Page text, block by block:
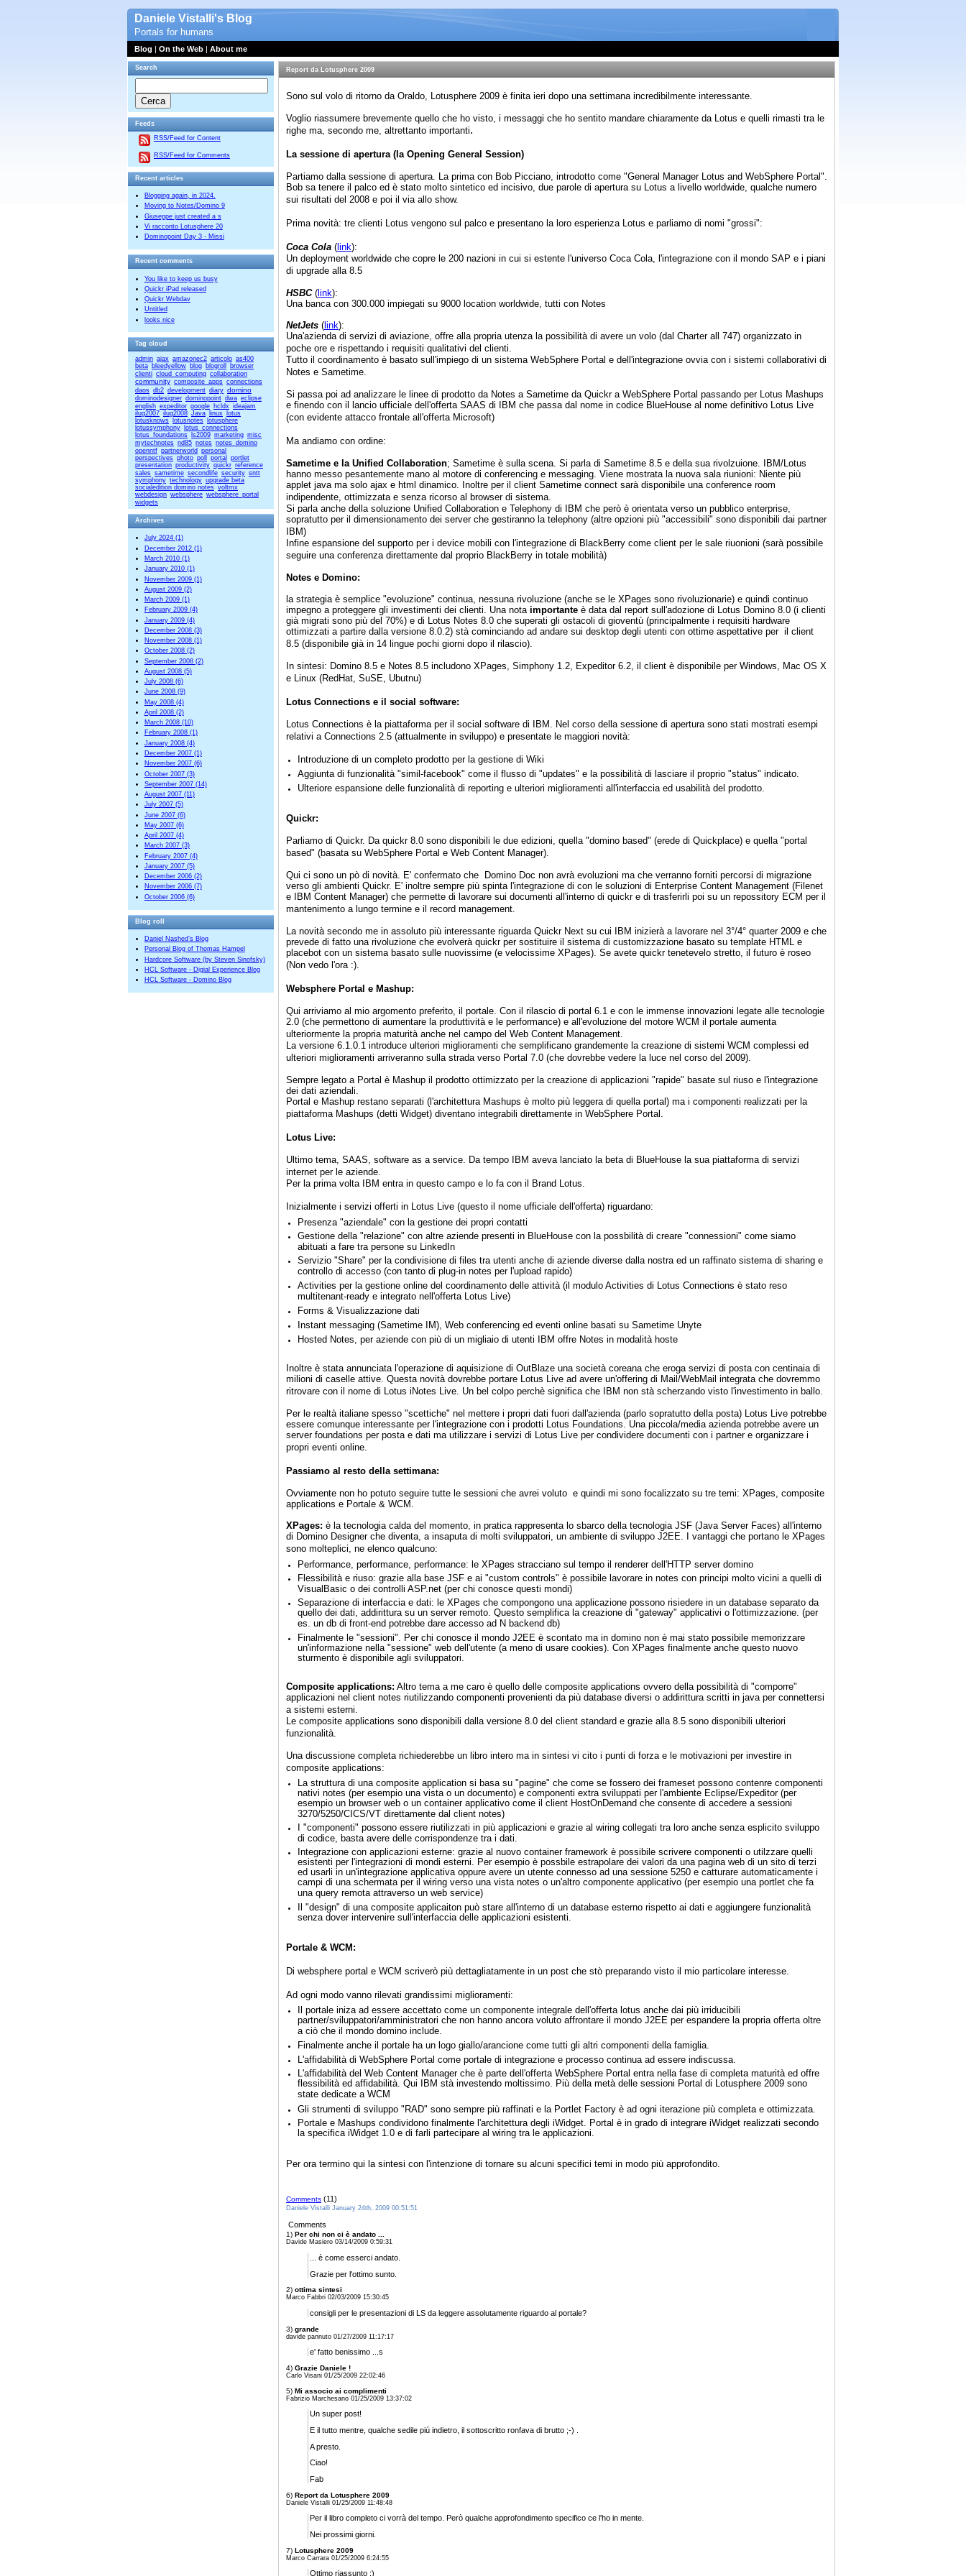
Daniele Vistalli's Blog
Portals for humans
Blog | On the Web | About me
Search
Feeds
RSS/Feed for Content
RSS/Feed for Comments
Recent articles
Blogging again, in 2024.
Moving to Notes/Domino 9
Giuseppe just created a s
Vi racconto Lotusphere 20
Dominopoint Day 3 - Missi
Recent comments
You like to keep us busy
Quickr iPad released
Quickr Webdav
Untitled
looks nice
Tag cloud
admin ajax amazonec2 articolo as400
beta bleedyellow blog blogroll
browser
clienti cloud_computing collaboration
community composite_apps connections
daos db2 development diary domino
dominodesigner dominopoint dwa eclipse
english expeditor google hcldx ideajam
ilug2007 ilug2008 Java linux
lotus
lotusknows
lotusnotes
lotusphere
lotussymphony
lotus_connections
lotus_foundations
ls2009 marketing misc
mytechnotes nd85 notes notes_domino
openntf partnerworld personal
perspectives photo poll portal
portlet
presentation productivity quickr reference
sales sametime secondlife security sntt
symphony technology upgrade beta
socialedition domino notes voltmx
webdesign websphere websphere_portal
widgets
Archives
July 2024 (1)
December 2012 (1)
March 2010 (1)
January 2010 (1)
November 2009 (1)
August 2009 (2)
March 2009 (1)
February 2009 (4)
January 2009 (4)
December 2008 (3)
November 2008 (1)
October 2008 (2)
September 2008 (2)
August 2008 (5)
July 2008 (6)
June 2008 (9)
May 2008 (4)
April 2008 (2)
March 2008 (10)
February 2008 (1)
January 2008 (4)
December 2007 (1)
November 2007 (6)
October 2007 (3)
September 2007 (14)
August 2007 (11)
July 2007 (5)
June 2007 (6)
May 2007 (6)
April 2007 (4)
March 2007 (3)
February 2007 (4)
January 2007 (5)
December 2006 (2)
November 2006 (7)
October 2006 (6)
Blog roll
Daniel Nashed’s Blog
Personal Blog of Thomas Hampel
Hardcore Software (by Steven Sinofsky)
HCL Software - Digial Experience Blog
HCL Software - Domino Blog
Report da Lotusphere 2009
Sono sul volo di ritorno da Oraldo, Lotusphere 2009 è finita ieri dopo una settimana incredibilmente interessante.
Voglio riassumere brevemente quello che ho visto, i messaggi che ho sentito mandare chiaramente da Lotus e quelli rimasti tra le
righe ma, secondo me, altrettanto importanti.
La sessione di apertura (la Opening General Session)
Partiamo dalla sessione di apertura. La prima con Bob Picciano, introdotto come "General Manager Lotus and WebSphere Portal".
Bob sa tenere il palco ed è stato molto sintetico ed incisivo, due parole di apertura su Lotus a livello worldwide, qualche numero
sui risultati del 2008 e poi il via allo show.
Prima novità: tre clienti Lotus vengono sul palco e presentano la loro esperienza Lotus e parliamo di nomi "grossi":
Coca Cola ( link):
Un deployment worldwide che copre le 200 nazioni in cui si estente l'universo Coca Cola, l'integrazione con il mondo SAP e i piani
di upgrade alla 8.5
HSBC( link):
Una banca con 300.000 impiegati su 9000 location worldwide, tutti con Notes
NetJets ( link):
Una'azienda di servizi di aviazione, offre alla propria utenza la possibilità di avere un volo (dal Charter all 747) organizzato in
poche ore e rispettando i requisiti qualitativi del clienti.
Tutto il coordinamento è basato sull'impiego di un sistema WebSphere Portal e dell'integrazione ovvia con i sistemi collaborativi di
Notes e Sametime.
Si passa poi ad analizzare le linee di prodotto da Notes a Sametime da Quickr a WebSphere Portal passando per Lotus Mashups
e finendo con il lancio ufficiale dell'offerta SAAS di IBM che passa dal nome in codice BlueHouse al nome definitivo Lotus Live
(con evidente attacco frontale all'offerta Microsoft)
Ma andiamo con ordine:
Sametime e la Unified Collaboration; Sametime è sulla scena. Si parla di Sametime 8.5 e della sua rivolzuione. IBM/Lotus
hanno messo pesantemente mano al motore di conferencing e messaging. Viene mostrata la nuova sala riunioni: Niente più
applet java ma solo ajax e html dinamico. Inoltre per il client Sametime connect sarà disponibile una conference room
indipendente, ottimizzata e senza ricorso al browser di sistema.
Si parla anche della soluzione Unified Collaboration e Telephony di IBM che però è orientata verso un pubblico enterprise,
sopratutto per il dimensionamento dei server che gestiranno la telephony (altre opzioni più "accessibili" sono disponibili dai partner
IBM)
Infine espansione del supporto per i device mobili con l'integrazione di BlackBerry come client per le sale riuonioni (sarà possibile
seguire una conferenza direttamente dal proprio BlackBerry in totale mobilità)
Notes e Domino:
la strategia è semplice "evoluzione" continua, nessuna rivoluzione (anche se le XPages sono rivoluzionarie) e quindi continuo
impegno a proteggere gli investimenti dei clienti. Una nota importante è data dal report sull'adozione di Lotus Domino 8.0 (i clienti
già migrati sono più del 70%) e di Lotus Notes 8.0 che superati gli ostacoli di gioventù (principalmente i requisiti hardware
ottimizzati a partire dalla versione 8.0.2) stà cominciando ad andare sui desktop degli utenti con ottime aspettative per il client
8.5 (disponibile già in 14 lingue pochi giorni dopo il rilascio).
In sintesi: Domino 8.5 e Notes 8.5 includono XPages, Simphony 1.2, Expeditor 6.2, il client è disponibile per Windows, Mac OS X
e Linux (RedHat, SuSE, Ubutnu)
Lotus Connections e il social software:
Lotus Connections è la piattaforma per il social software di IBM. Nel corso della sessione di apertura sono stati mostrati esempi
relativi a Connections 2.5 (attualmente in sviluppo) e presentate le maggiori novità:
Introduzione di un completo prodotto per la gestione di Wiki
Aggiunta di funzionalità "simil-facebook" come il flusso di "updates" e la possibilità di lasciare il proprio "status" indicato.
Ulteriore espansione delle funzionalità di reporting e ulteriori miglioramenti all'interfaccia ed usabilità del prodotto.
Quickr:
Parliamo di Quickr. Da quickr 8.0 sono disponibili le due edizioni, quella "domino based" (erede di Quickplace) e quella "portal
based" (basata su WebSphere Portal e Web Content Manager).
Qui ci sono un pò di novità. E' confermato che Domino Doc non avrà evoluzioni ma che verranno forniti percorsi di migrazione
verso gli ambienti Quickr. E' inoltre sempre più spinta l'integrazione di con le soluzioni di Enterprise Content Management (Filenet
e IBM Content Manager) che permette di lavorare sui documenti all'interno di quickr e di trasferirli poi su un repossitory ECM per il
mantenimento a lungo termine e il record management.
La novità secondo me in assoluto più interessante riguarda Quickr Next su cui IBM inizierà a lavorare nel 3°/4° quarter 2009 e che
prevede di fatto una rivoluzione che evolverà quickr per sostituire il sistema di customizzazione basato su template HTML e
placebot con un sistema basato sulle nuovissime (e velocissime XPages). Se avete quickr tenetevelo stretto, il futuro è roseo
(Non vedo l'ora :).
Websphere Portal e Mashup:
Qui arriviamo al mio argomento preferito, il portale. Con il rilascio di portal 6.1 e con le immense innovazioni legate alle tecnologie
2.0 (che permettono di aumentare la produttività e le performance) e all'evoluzione del motore WCM il portale aumenta
ulteriormente la propria maturità anche nel campo del Web Content Management.
La versione 6.1.0.1 introduce ulteriori miglioramenti che semplificano grandemente la creazione di sistemi WCM complessi ed
ulteriori miglioramenti arriveranno sulla strada verso Portal 7.0 (che dovrebbe vedere la luce nel corso del 2009).
Sempre legato a Portal è Mashup il prodotto ottimizzato per la creazione di applicazioni "rapide" basate sul riuso e l'integrazione
dei dati aziendali.
Portal e Mashup restano separati (l'architettura Mashups è molto più leggera di quella portal) ma i componenti realizzati per la
piattaforma Mashups (detti Widget) diventano integrabili direttamente in WebSphere Portal.
Lotus Live:
Ultimo tema, SAAS, software as a service. Da tempo IBM aveva lanciato la beta di BlueHouse la sua piattaforma di servizi
internet per le aziende.
Per la prima volta IBM entra in questo campo e lo fa con il Brand Lotus.
Inizialmente i servizi offerti in Lotus Live (questo il nome ufficiale dell'offerta) riguardano:
Presenza "aziendale" con la gestione dei propri contatti
Gestione della "relazione" con altre aziende presenti in BlueHouse con la possbilità di creare "connessioni" come siamo
abituati a fare tra persone su LinkedIn
Servizio "Share" per la condivisione di files tra utenti anche di aziende diverse dalla nostra ed un raffinato sistema di sharing e
controllo di accesso (con tanto di plug-in notes per l'upload rapido)
Activities per la gestione online del coordinamento delle attività (il modulo Activities di Lotus Connections è stato reso
multitenant-ready e integrato nell'offerta Lotus Live)
Forms & Visualizzazione dati
Instant messaging (Sametime IM), Web conferencing ed eventi online basati su Sametime Unyte
Hosted Notes, per aziende con più di un migliaio di utenti IBM offre Notes in modalità hoste
Inoltre è stata annunciata l'operazione di aquisizione di OutBlaze una società coreana che eroga servizi di posta con centinaia di
milioni di caselle attive. Questa novità dovrebbe portare Lotus Live ad avere un'offering di Mail/WebMail integrata che dovremmo
ritrovare con il nome di Lotus iNotes Live. Un bel colpo perchè significa che IBM non stà scherzando visto l'investimento in ballo.
Per le realtà italiane spesso "scettiche" nel mettere i propri dati fuori dall'azienda (parlo sopratutto della posta) Lotus Live potrebbe
essere comunque interessante per l'integrazione con i prodotti Lotus Foundations. Una piccola/media azienda potrebbe avere un
server foundations per posta e dati ma utilizzare i servizi di Lotus Live per condividere documenti con i partner e organizzare i
propri eventi online.
Passiamo al resto della settimana:
Ovviamente non ho potuto seguire tutte le sessioni che avrei voluto e quindi mi sono focalizzato su tre temi: XPages, composite
applications e Portale & WCM.
XPages: è la tecnologia calda del momento, in pratica rappresenta lo sbarco della tecnologia JSF (Java Server Faces) all'interno
di Domino Designer che diventa, a insaputa di molti sviluppatori, un ambiente di sviluppo J2EE. I vantaggi che portano le XPages
sono molteplici, ne elenco qualcuno:
Performance, performance, performance: le XPages stracciano sul tempo il renderer dell'HTTP server domino
Flessibilità e riuso: grazie alla base JSF e ai "custom controls" è possibile lavorare in notes con principi molto vicini a quelli di
VisualBasic o dei controlli ASP.net (per chi conosce questi mondi)
Separazione di interfaccia e dati: le XPages che compongono una applicazione possono risiedere in un database separato da
quello dei dati, addirittura su un server remoto. Questo semplifica la creazione di "gateway" applicativi o l'ottimizzazione. (per
es. un db di front-end potrebbe dare accesso ad N backend db)
Finalmente le "sessioni". Per chi conosce il mondo J2EE è scontato ma in domino non è mai stato possibile memorizzare
un'informazione nella "sessione" web dell'utente (a meno di usare cookies). Con XPages finalmente anche questo nuovo
sturmento è disponibile agli sviluppatori.
Composite applications: Altro tema a me caro è quello delle composite applications ovvero della possibilità di "comporre"
applicazioni nel client notes riutilizzando componenti provenienti da più database diversi o addirittura scritti in java per connettersi
a sistemi esterni.
Le composite applications sono disponibili dalla versione 8.0 del client standard e grazie alla 8.5 sono disponibili ulteriori
funzionalità.
Una discussione completa richiederebbe un libro intero ma in sintesi vi cito i punti di forza e le motivazioni per investire in
composite applications:
La struttura di una composite application si basa su "pagine" che come se fossero dei frameset possono contenre componenti
nativi notes (per esempio una vista o un documento) e componenti extra sviluppati per l'ambiente Eclipse/Expeditor (per
esempio un browser web o un container applicativo come il client HostOnDemand che consente di accedere a sessioni
3270/5250/CICS/VT direttamente dal client notes)
I "componenti" possono essere riutilizzati in più applicazioni e grazie al wiring collegati tra loro anche senza esplicito sviluppo
di codice, basta avere delle corrispondenze tra i dati.
Integrazione con applicazioni esterne: grazie al nuovo container framework è possibile scrivere componenti o utilzzare quelli
esistenti per l'integrazioni di mondi esterni. Per esempio è possbile estrapolare dei valori da una pagina web di un sito di terzi
ed usarli in un'integrazione applicativa oppure avere un utente connesso ad una sessione 5250 e catturare automaticamente i
campi di una schermata per il wiring verso una vista notes o un'altro componente applicativo (per esempio una portlet che fa
una query remota attraverso un web service)
Il "design" di una composite applicaiton può stare all'interno di un database esterno rispetto ai dati e aggiungere funzionalità
senza dover intervenire sull'interfaccia delle applicazioni esistenti.
Portale & WCM:
Di websphere portal e WCM scriverò più dettagliatamente in un post che stò preparando visto il mio particolare interesse.
Ad ogni modo vanno rilevati grandissimi miglioramenti:
Il portale iniza ad essere accettato come un componente integrale dell'offerta lotus anche dai più irriducibili
partner/sviluppatori/amministratori che non hanno ancora voluto affrontare il mondo J2EE per espandere la propria offerta oltre
a ciò che il mondo domino include.
Finalmente anche il portale ha un logo giallo/arancione come tutti gli altri componenti della famiglia.
L'affidabilità di WebSphere Portal come portale di integrazione e processo continua ad essere indiscussa.
L'affidabilità del Web Content Manager che è parte dell'offerta WebSphere Portal entra nella fase di completa maturità ed offre
flessibilità ed affidabilità. Qui IBM stà investendo moltissimo. Più della metà delle sessioni Portal di Lotusphere 2009 sono
state dedicate a WCM
Gli strumenti di sviluppo "RAD" sono sempre più raffinati e la Portlet Factory è ad ogni iterazione più completa e ottimizzata.
Portale e Mashups condividono finalmente l'architettura degli iWidget. Portal è in grado di integrare iWidget realizzati secondo
la specifica iWidget 1.0 e di farli partecipare al wiring tra le applicazioni.
Per ora termino qui la sintesi con l'intenzione di tornare su alcuni specifici temi in modo più approfondito.
Comments (11)
Daniele Vistalli January 24th, 2009 00:51:51
Comments
1) Per chi non ci è andato ...
Davide Masiero 03/14/2009 0:59:31
... è come esserci andato.
Grazie per l'ottimo sunto.
2) ottima sintesi
Marco Fabbri 02/03/2009 15:30:45
consigli per le presentazioni di LS da leggere assolutamente riguardo al portale?
3) grande
davide pannuto 01/27/2009 11:17:17
e' fatto benissimo ...s
4) Grazie Daniele !
Carlo Visani 01/25/2009 22:02:46
5) Mi associo ai complimenti
Fabrizio Marchesano 01/25/2009 13:37:02
Un super post!
E il tutto mentre, qualche sedile piú indietro, il sottoscritto ronfava di brutto ;-) .
A presto.
Ciao!
Fab
6) Report da Lotusphere 2009
Daniele Vistalli 01/25/2009 11:48:48
Per il libro completo ci vorrà del tempo. Però qualche approfondimento specifico ce l'ho in mente.
Nei prossimi giorni.
7) Lotusphere 2009
Marco Carrara 01/25/2009 6:24:55
Ottimo riassunto :)